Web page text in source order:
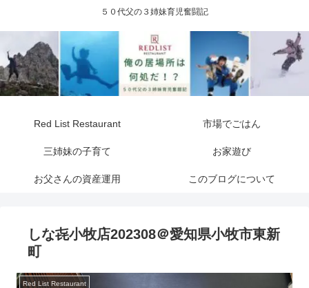
５０代父の３姉妹育児奮闘記
Red List Restaurant 市場でごはん
三姉妹の子育て お家遊び
お父さんの資産運用 このブログについて
しな㐂小牧店202308＠愛知県小牧市東新
町
Red List Restaurant